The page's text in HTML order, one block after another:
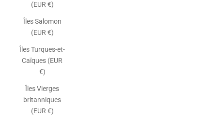
(EUR €)
Îles Salomon
(EUR €)
Îles Turques-et-
Caïques (EUR
€)
Îles Vierges
britanniques
(EUR €)